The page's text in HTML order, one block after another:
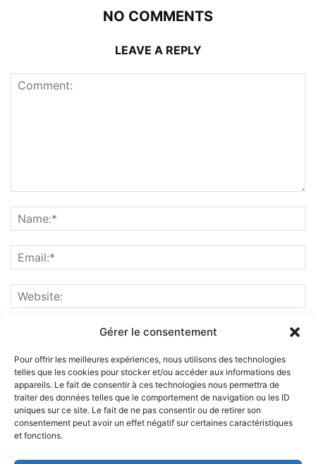
Gérer le consentement
Pour offrir les meilleures expériences, nous utilisons des technologies
telles que les cookies pour stocker et/ou accéder aux informations des
appareils. Le fait de consentir à ces technologies nous permettra de
traiter des données telles que le comportement de navigation ou les ID
uniques sur ce site. Le fait de ne pas consentir ou de retirer son
consentement peut avoir un effet négatif sur certaines caractéristiques
et fonctions.
NO COMMENTS
LEAVE A REPLY